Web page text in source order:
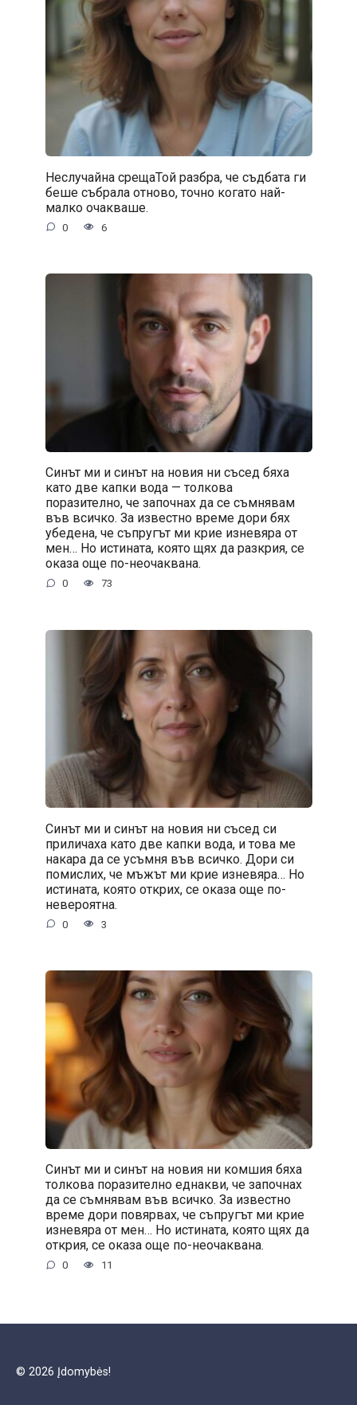
Неслучайна срещаТой разбра, че съдбата ги
беше събрала отново, точно когато най-
малко очакваше.
0 6
Синът ми и синът на новия ни съсед бяха
като две капки вода — толкова
поразително, че започнах да се съмнявам
във всичко. За известно време дори бях
убедена, че съпругът ми крие изневяра от
мен… Но истината, която щях да разкрия, се
оказа още по-неочаквана.
0 73
Синът ми и синът на новия ни съсед си
приличаха като две капки вода, и това ме
накара да се усъмня във всичко. Дори си
помислих, че мъжът ми крие изневяра… Но
истината, която открих, се оказа още по-
невероятна.
0 3
Синът ми и синът на новия ни комшия бяха
толкова поразително еднакви, че започнах
да се съмнявам във всичко. За известно
време дори повярвах, че съпругът ми крие
изневяра от мен… Но истината, която щях да
открия, се оказа още по-неочаквана.
0 11
© 2026 Įdomybės!